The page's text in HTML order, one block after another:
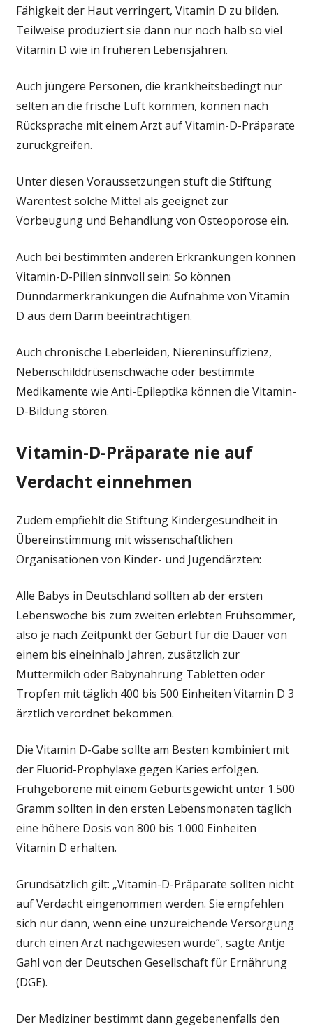
Fähigkeit der Haut verringert, Vitamin D zu bilden.
Teilweise produziert sie dann nur noch halb so viel
Vitamin D wie in früheren Lebensjahren.
Auch jüngere Personen, die krankheitsbedingt nur
selten an die frische Luft kommen, können nach
Rücksprache mit einem Arzt auf Vitamin-D-Präparate
zurückgreifen.
Unter diesen Voraussetzungen stuft die Stiftung
Warentest solche Mittel als geeignet zur
Vorbeugung und Behandlung von Osteoporose ein.
Auch bei bestimmten anderen Erkrankungen können
Vitamin-D-Pillen sinnvoll sein: So können
Dünndarmerkrankungen die Aufnahme von Vitamin
D aus dem Darm beeinträchtigen.
Auch chronische Leberleiden, Niereninsuffizienz,
Nebenschilddrüsenschwäche oder bestimmte
Medikamente wie Anti-Epileptika können die Vitamin-
D-Bildung stören.
Vitamin-D-Präparate nie auf
Verdacht einnehmen
Zudem empfiehlt die Stiftung Kindergesundheit in
Übereinstimmung mit wissenschaftlichen
Organisationen von Kinder- und Jugendärzten:
Alle Babys in Deutschland sollten ab der ersten
Lebenswoche bis zum zweiten erlebten Frühsommer,
also je nach Zeitpunkt der Geburt für die Dauer von
einem bis eineinhalb Jahren, zusätzlich zur
Muttermilch oder Babynahrung Tabletten oder
Tropfen mit täglich 400 bis 500 Einheiten Vitamin D 3
ärztlich verordnet bekommen.
Die Vitamin D-Gabe sollte am Besten kombiniert mit
der Fluorid-Prophylaxe gegen Karies erfolgen.
Frühgeborene mit einem Geburtsgewicht unter 1.500
Gramm sollten in den ersten Lebensmonaten täglich
eine höhere Dosis von 800 bis 1.000 Einheiten
Vitamin D erhalten.
Grundsätzlich gilt: „Vitamin-D-Präparate sollten nicht
auf Verdacht eingenommen werden. Sie empfehlen
sich nur dann, wenn eine unzureichende Versorgung
durch einen Arzt nachgewiesen wurde“, sagte Antje
Gahl von der Deutschen Gesellschaft für Ernährung
(DGE).
Der Mediziner bestimmt dann gegebenenfalls den